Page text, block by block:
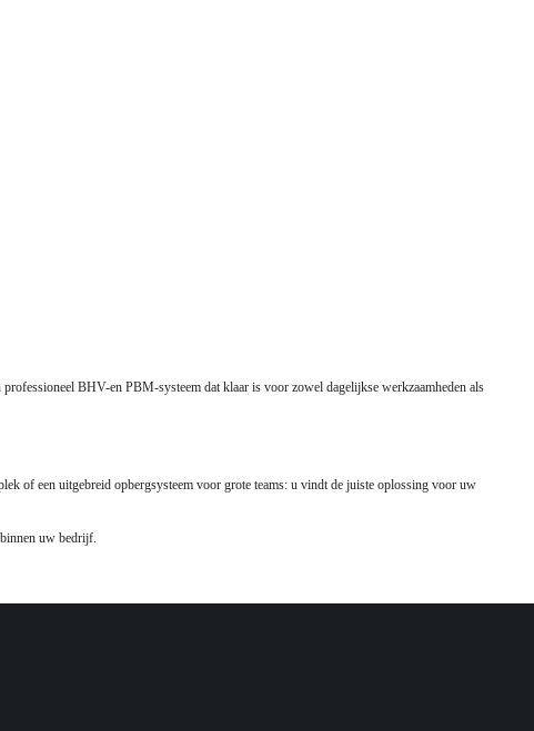
BHV-en PBM-systeem dat klaar is voor zowel dagelijkse werkzaamheden als
of een uitgebreid opbergsysteem voor grote teams: u vindt de juiste oplossing voor uw
uw bedrijf.